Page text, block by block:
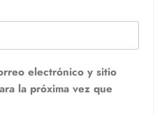
electrónico y sitio
la próxima vez que